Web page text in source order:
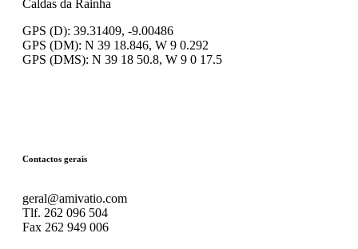
Caldas da Rainha
GPS (D): 39.31409, -9.00486
GPS (DM): N 39 18.846, W 9 0.292
GPS (DMS): N 39 18 50.8, W 9 0 17.5
Contactos gerais
geral@amivatio.com
Tlf. 262 096 504
Fax 262 949 006